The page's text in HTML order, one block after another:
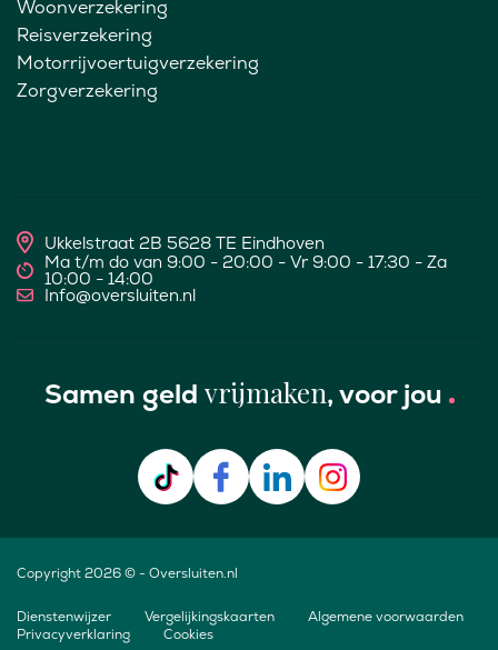
Woonverzekering
Reisverzekering
Motorrijvoertuigverzekering
Zorgverzekering
Ukkelstraat 2B 5628 TE Eindhoven
Ma t/m do van 9:00 - 20:00 - Vr 9:00 - 17:30 - Za
10:00 - 14:00
Info@oversluiten.nl
Samen geld vrijmaken, voor jou
Copyright 2026 © - Oversluiten.nl
Dienstenwijzer Vergelijkingskaarten
Algemene voorwaarden
Privacyverklaring
Cookies